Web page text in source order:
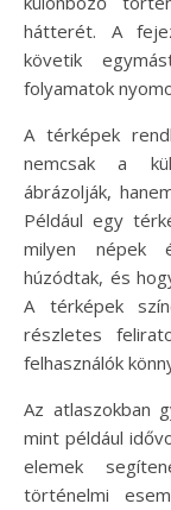
hátterét. A
követik
folyamatok
A térképek
nemcsak a
ábrázolják,
Például egy
milyen népek
húzódtak, és
A térképek
részletes
felhasználók
Az atlaszokban
mint például
elemek
történelmi